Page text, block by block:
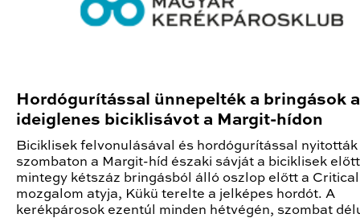
Hordógurítással ünnepelték a bringások
ideiglenes biciklisávot a Margit-hídon
Biciklisek felvonulásával és hordógurítással nyitották
szombaton a Margit-híd északi sávját a biciklisek
mintegy kétszáz bringásból álló oszlop előtt a
mozgalom atyja, Kükü terelte a jelképes hordót. A
kerékpárosok ezentúl minden hétvégén, szombat